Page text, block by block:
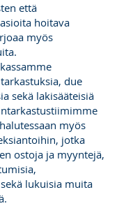
että
hoitava
myös
due
sekä lakisääteisiä
myös
jotka
ostoja ja myyntejä,
lukuisia muita